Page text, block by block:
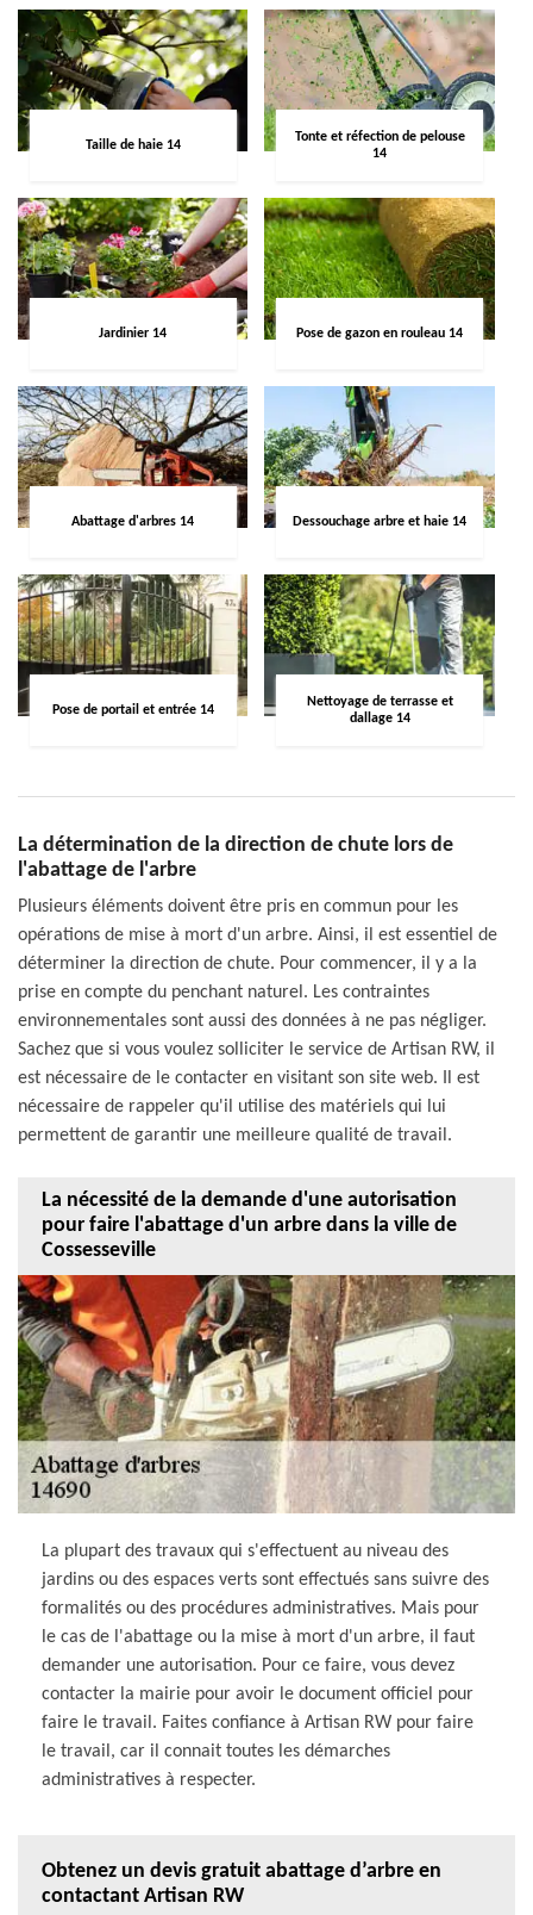
Taille de haie 14
Tonte et réfection de pelouse
14
Jardinier 14 Pose de gazon en rouleau 14
Abattage d'arbres 14 Dessouchage arbre et haie 14
Pose de portail et entrée 14
Nettoyage de terrasse et
dallage 14
La détermination de la direction de chute lors de
l'abattage de l'arbre
Plusieurs éléments doivent être pris en commun pour les
opérations de mise à mort d'un arbre. Ainsi, il est essentiel de
déterminer la direction de chute. Pour commencer, il y a la
prise en compte du penchant naturel. Les contraintes
environnementales sont aussi des données à ne pas négliger.
Sachez que si vous voulez solliciter le service de Artisan RW, il
est nécessaire de le contacter en visitant son site web. Il est
nécessaire de rappeler qu'il utilise des matériels qui lui
permettent de garantir une meilleure qualité de travail.
La nécessité de la demande d'une autorisation
pour faire l'abattage d'un arbre dans la ville de
Cossesseville
La plupart des travaux qui s'effectuent au niveau des
jardins ou des espaces verts sont effectués sans suivre des
formalités ou des procédures administratives. Mais pour
le cas de l'abattage ou la mise à mort d'un arbre, il faut
demander une autorisation. Pour ce faire, vous devez
contacter la mairie pour avoir le document officiel pour
faire le travail. Faites confiance à Artisan RW pour faire
le travail, car il connait toutes les démarches
administratives à respecter.
Obtenez un devis gratuit abattage d’arbre en
contactant Artisan RW